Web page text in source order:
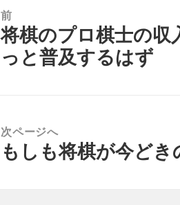
前
前
の
将棋のプロ棋士の収
っと普及するはず
次ページへ
次
もしも将棋が今どき